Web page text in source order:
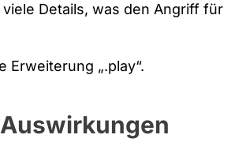
Details, was den Angriff für
Erweiterung „.play“.